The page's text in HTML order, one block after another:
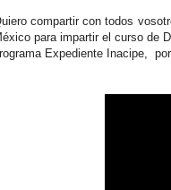
compartir con todos
para impartir el curso de
Expediente Inacipe,